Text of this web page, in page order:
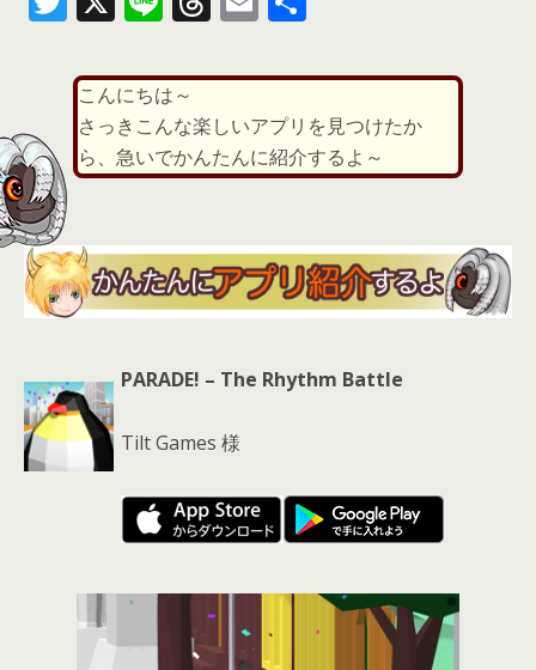
itt
er
e re
a
d
s
ai
l
こんにちは～
さっきこんな楽しいアプリを見つけたか
ら、急いでかんたんに紹介するよ～
PARADE! – The Rhythm Battle
Tilt Games 様